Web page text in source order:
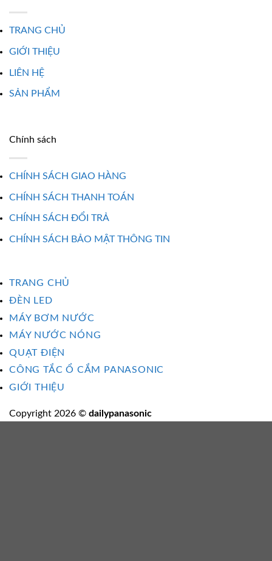
TRANG CHỦ
GIỚI THIỆU
LIÊN HỆ
SẢN PHẨM
Chính sách
CHÍNH SÁCH GIAO HÀNG
CHÍNH SÁCH THANH TOÁN
CHÍNH SÁCH ĐỔI TRẢ
CHÍNH SÁCH BẢO MẬT THÔNG TIN
TRANG CHỦ
ĐÈN LED
MÁY BƠM NƯỚC
MÁY NƯỚC NÓNG
QUẠT ĐIỆN
CÔNG TẮC Ổ CẮM PANASONIC
GIỚI THIỆU
Copyright 2026 © dailypanasonic